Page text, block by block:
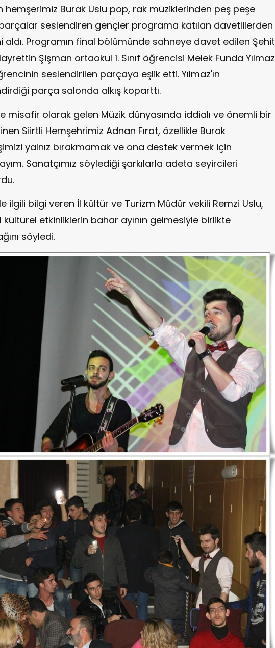
hemşerimiz Burak Uslu pop, rak müziklerinden peş peşe
seslendiren gençler programa katılan davetlilerden
aldı. Programın final bölümünde sahneye davet edilen Şehit
Şişman ortaokul 1. Sınıf öğrencisi Melek Funda Yılmaz
seslendirilen parçaya eşlik etti. Yılmaz'ın
parça salonda alkış koparttı.
misafir olarak gelen Müzik dünyasında iddialı ve önemli bir
Siirtli Hemşehrimiz Adnan Fırat, özellikle Burak
yalnız bırakmamak ve ona destek vermek için
Sanatçımız söylediği şarkılarla adeta seyircileri
ilgili bilgi veren İl kültür ve Turizm Müdür vekili Remzi Uslu,
kültürel etkinliklerin bahar ayının gelmesiyle birlikte
söyledi.